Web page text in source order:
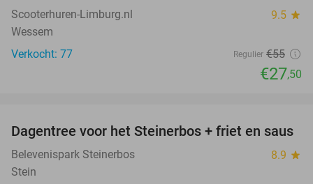
Scooterhuren-Limburg.nl 9.5 star
Wessem
Verkocht: 77
Regulier €55
€27,50
37%
Dagentree voor het Steinerbos + friet en saus
Belevenispark Steinerbos 8.9 star
Stein